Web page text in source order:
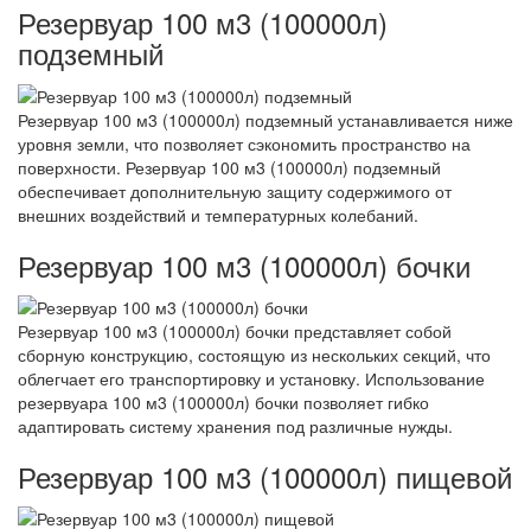
Резервуар 100 м3 (100000л)
подземный
Резервуар 100 м3 (100000л) подземный устанавливается ниже
уровня земли, что позволяет сэкономить пространство на
поверхности. Резервуар 100 м3 (100000л) подземный
обеспечивает дополнительную защиту содержимого от
внешних воздействий и температурных колебаний.
Резервуар 100 м3 (100000л) бочки
Резервуар 100 м3 (100000л) бочки представляет собой
сборную конструкцию, состоящую из нескольких секций, что
облегчает его транспортировку и установку. Использование
резервуара 100 м3 (100000л) бочки позволяет гибко
адаптировать систему хранения под различные нужды.
Резервуар 100 м3 (100000л) пищевой